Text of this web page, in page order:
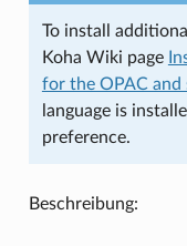
To install
Koha Wiki page
for the OPAC
language is
preference.
Beschreibung: